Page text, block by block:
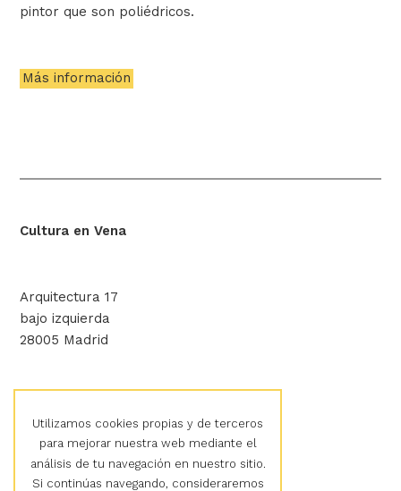
pintor que son poliédricos.
Más información
Cultura en Vena
Arquitectura 17
bajo izquierda
28005 Madrid
Aviso legal
Utilizamos cookies propias y de terceros
para mejorar nuestra web mediante el
análisis de tu navegación en nuestro sitio.
Si continúas navegando, consideraremos